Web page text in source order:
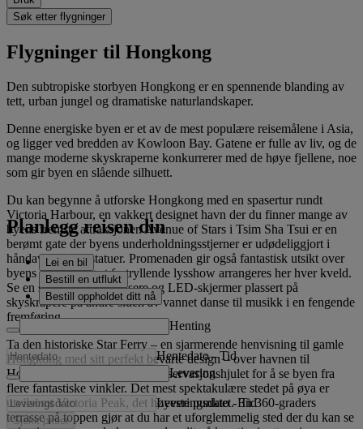
Søk etter flygninger
Flygninger til Hongkong
Den subtropiske storbyen Hongkong er en spennende blanding av
tett, urban jungel og dramatiske naturlandskaper.
Denne energiske byen er et av de mest populære reisemålene i Asia,
og ligger ved bredden av Kowloon Bay. Gatene er fulle av liv, og de
mange moderne skyskraperne konkurrerer med de høye fjellene, noe
som gir byen en slående silhuett.
Du kan begynne å utforske Hongkong med en spasertur rundt
Victoria Harbour, en vakkert designet havn der du finner mange av
byens fremste attraksjoner. Avenue of Stars i Tsim Sha Tsui er en
berømt gate der byens underholdningsstjerner er udødeliggjort i
håndavtrykk og statuer. Promenaden gir også fantastisk utsikt over
byens silhuett, og et fortryllende lysshow arrangeres her hver kveld.
Se en symfoni av lys, lasere og LED-skjermer plassert på
skyskrapere på andre siden av vannet danse til musikk i en fengende
fremføring.
Ta den historiske Star Ferry – en sjarmerende henvisning til gamle
Hongkong med sitt perfekt bevarte design – over havnen til
Hongkong-øya og ta en tur i observasjonshjulet for å se byen fra
flere fantastiske vinkler. Det mest spektakulære stedet på øya er
utvilsomt Victoria Peak, det høyeste punktet. En 360-graders
terrasse på toppen gjør at du har et uforglemmelig sted der du kan se
Planlegg reisen din
Lei en bil
Bestill en utflukt
Bestill oppholdet ditt nå
Henting
Hentedato - Tid
Levering
Leveringsdato - Tid
Sjekk priser